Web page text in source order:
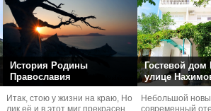
История Родины
Православия
Итак, стою у жизни на краю, Но
лик её и в этот миг прекрасен,
Гостевой дом
улице
Небольшой
современный